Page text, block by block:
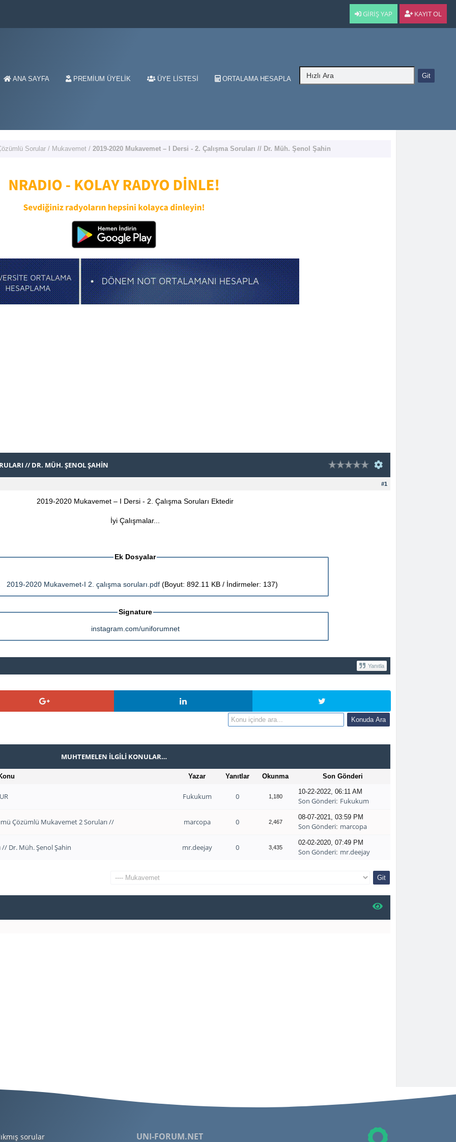
GIRIŞ YAP KAYIT OL
ANA SAYFA PREMIUM ÜYELIK ÜYE LISTESI ORTALAMA HESAPLA
Sorular / Mukavemet / 2019-2020 Mukavemet – I Dersi - 2. Çalışma Soruları // Dr. Müh. Şenol Şahin
// DR. MÜH. ŞENOL ŞAHIN
#1
2019-2020 Mukavemet – I Dersi - 2. Çalışma Soruları Ektedir
İyi Çalışmalar...
Ek Dosyalar
2019-2020 Mukavemet-I 2. çalışma soruları.pdf (Boyut: 892.11 KB / İndirmeler: 137)
Signature
instagram.com/uniforumnet
Yanıtla
MUHTEMELEN İLGILI KONULAR…
Yazar Yanıtlar Okunma Son Gönderi
Fukukum 0 1,180
10-22-2022, 06:11 AM
Son Gönderi: Fukukum
Çözümlü Mukavemet 2 Soruları // marcopa 0 2,467
08-07-2021, 03:59 PM
Son Gönderi: marcopa
// Dr. Müh. Şenol Şahin mr.deejay 0 3,435
02-02-2020, 07:49 PM
Son Gönderi: mr.deejay
sorular UNI-FORUM.NET